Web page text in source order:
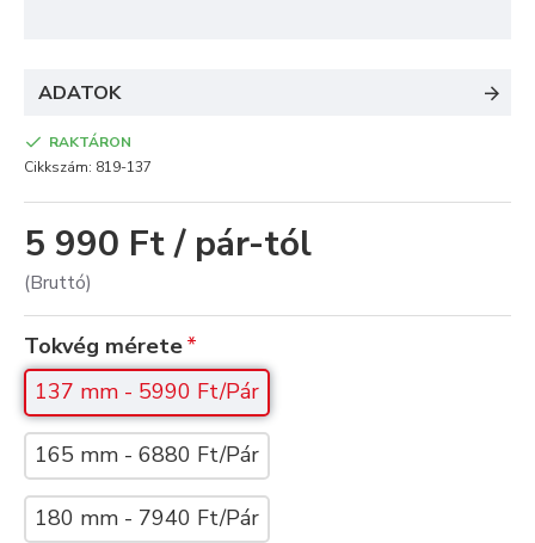
ADATOK
5 990 Ft / pár-tól
(Bruttó)
RAKTÁRON
Cikkszám: 819-137
Tokvég mérete
137 mm - 5990 Ft/Pár
165 mm - 6880 Ft/Pár
180 mm - 7940 Ft/Pár